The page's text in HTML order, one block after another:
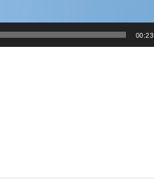
00:23